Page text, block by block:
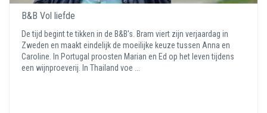
B&B Vol liefde
De tijd begint te tikken in de B&B's. Bram viert zijn verjaardag in
Zweden en maakt eindelijk de moeilijke keuze tussen Anna en
Caroline. In Portugal proosten Marian en Ed op het leven tijdens
een wijnproeverij. In Thailand voe ...